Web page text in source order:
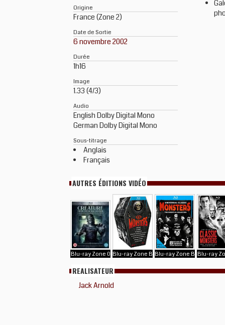
Origine
France (Zone 2)
Date de Sortie
6 novembre 2002
Durée
1h16
Image
1.33 (4/3)
Audio
English Dolby Digital Mono
German Dolby Digital Mono
Sous-titrage
Anglais
Français
AUTRES ÉDITIONS VIDÉO
Blu-ray Zone 0 Blu-ray Zone B Blu-ray Zone B Blu-ray
REALISATEUR
Jack Arnold